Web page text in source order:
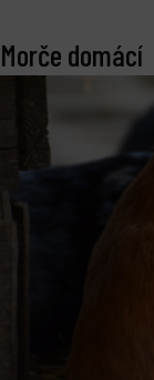
Morče domácí